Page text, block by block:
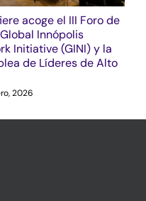
acoge el III Foro de
Innópolis
Initiative (GINI) y la
de Líderes de Alto
2026